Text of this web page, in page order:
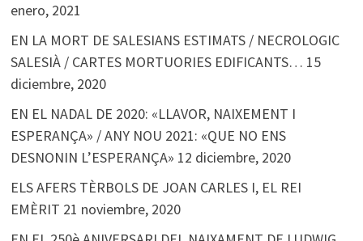
enero, 2021
EN LA MORT DE SALESIANS ESTIMATS / NECROLOGIC
SALESIÀ / CARTES MORTUORIES EDIFICANTS… 15
diciembre, 2020
EN EL NADAL DE 2020: «LLAVOR, NAIXEMENT I
ESPERANÇA» / ANY NOU 2021: «QUE NO ENS
DESNONIN L’ESPERANÇA» 12 diciembre, 2020
ELS AFERS TÈRBOLS DE JOAN CARLES I, EL REI
EMÈRIT 21 noviembre, 2020